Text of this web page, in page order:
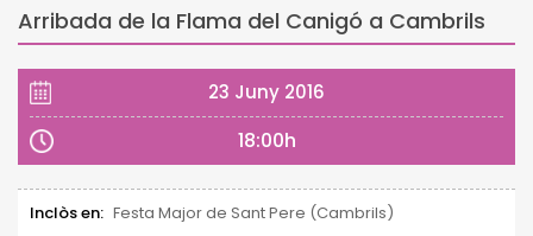
Arribada de la Flama del Canigó a Cambrils
23 Juny 2016
18:00h
Inclòs en: Festa Major de Sant Pere (Cambrils)